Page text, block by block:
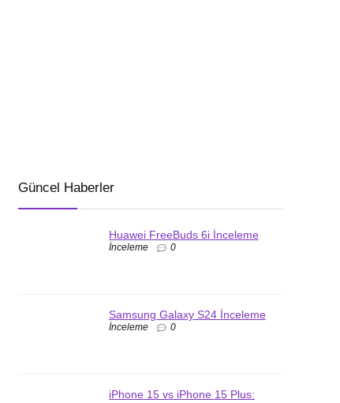
Güncel Haberler
Huawei FreeBuds 6i İnceleme
İnceleme 0
Samsung Galaxy S24 İnceleme
İnceleme 0
iPhone 15 vs iPhone 15 Plus: